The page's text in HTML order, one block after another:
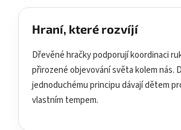
Hraní, které rozvíjí
Dřevěné hračky podporují koordinaci
přirozené objevování světa kolem nás.
jednoduchému principu dávají dětem
vlastním tempem.